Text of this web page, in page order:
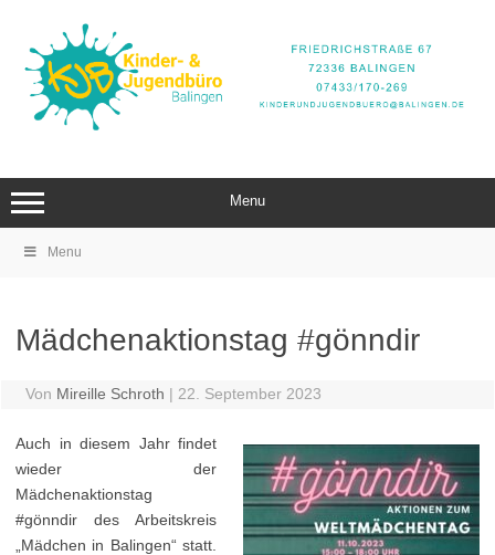
Menu
Menu
Mädchenaktionstag #gönndir
Von Mireille Schroth | 22. September 2023
Auch in diesem Jahr findet
wieder der
Mädchenaktionstag
#gönndir des Arbeitskreis
„Mädchen in Balingen“ statt.